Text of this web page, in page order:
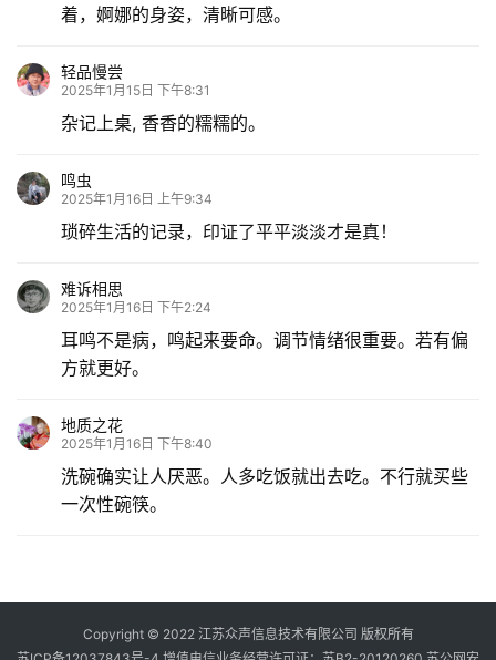
着，婀娜的身姿，清晰可感。
轻品慢尝
2025年1月15日 下午8:31
杂记上桌, 香香的糯糯的。
鸣虫
2025年1月16日 上午9:34
琐碎生活的记录，印证了平平淡淡才是真！
难诉相思
2025年1月16日 下午2:24
耳鸣不是病，鸣起来要命。调节情绪很重要。若有偏
方就更好。
地质之花
2025年1月16日 下午8:40
洗碗确实让人厌恶。人多吃饭就出去吃。不行就买些
一次性碗筷。
Copyright © 2022 江苏众声信息技术有限公司 版权所有